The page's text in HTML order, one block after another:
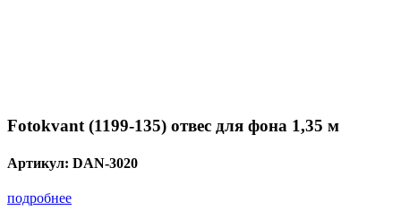
Fotokvant (1199-135) отвес для фона 1,35 м
Артикул: DAN-3020
подробнее